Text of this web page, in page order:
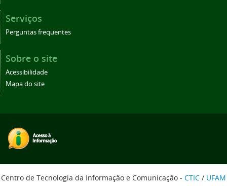
Serviços
Perguntas frequentes
Sobre o site
Acessibilidade
Mapa do site
Centro de Tecnologia da Informação e Comunicação - CTIC / UFAM